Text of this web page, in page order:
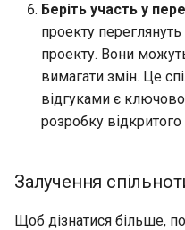
Беріть участь у
проекту
проекту. Вони
вимагати змін. Це
відгуками є
розробку відкритого
Залучення
Щоб дізнатися більше,